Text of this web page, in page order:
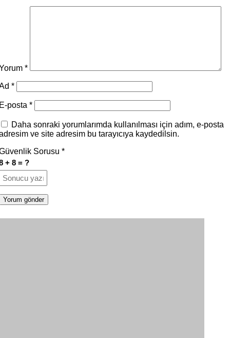
*
*
posta *
Daha sonraki yorumlarımda kullanılması için adım, e-posta
ve site adresim bu tarayıcıya kaydedilsin.
Sorusu *
+ 8 = ?